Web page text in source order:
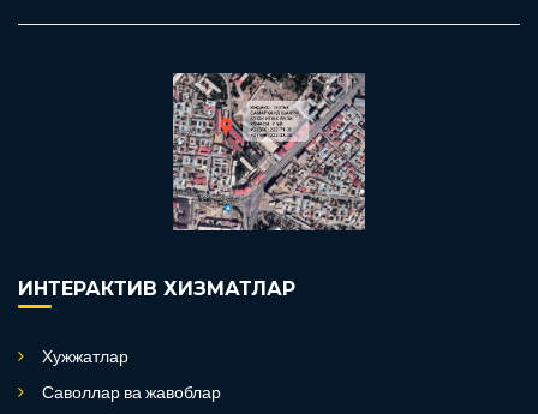
ИНТЕРАКТИВ ХИЗМАТЛАР
Хужжатлар
Саволлар ва жавоблар